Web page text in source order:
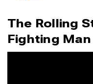
The Rolling
Fighting Man